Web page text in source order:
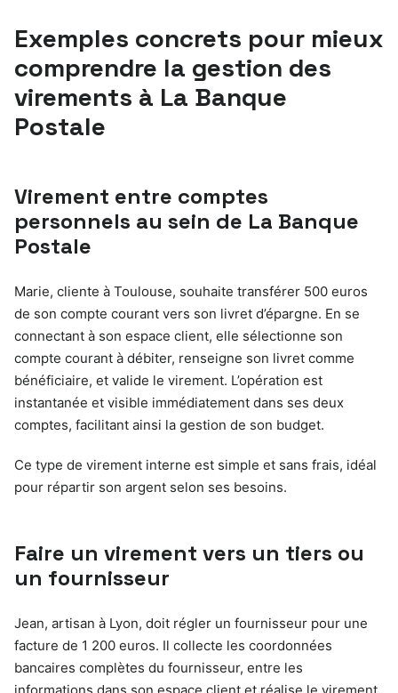
Exemples concrets pour mieux
comprendre la gestion des
virements à La Banque
Postale
Virement entre comptes
personnels au sein de La Banque
Postale
Marie, cliente à Toulouse, souhaite transférer 500 euros
de son compte courant vers son livret d’épargne. En se
connectant à son espace client, elle sélectionne son
compte courant à débiter, renseigne son livret comme
bénéficiaire, et valide le virement. L’opération est
instantanée et visible immédiatement dans ses deux
comptes, facilitant ainsi la gestion de son budget.
Ce type de virement interne est simple et sans frais, idéal
pour répartir son argent selon ses besoins.
Faire un virement vers un tiers ou
un fournisseur
Jean, artisan à Lyon, doit régler un fournisseur pour une
facture de 1 200 euros. Il collecte les coordonnées
bancaires complètes du fournisseur, entre les